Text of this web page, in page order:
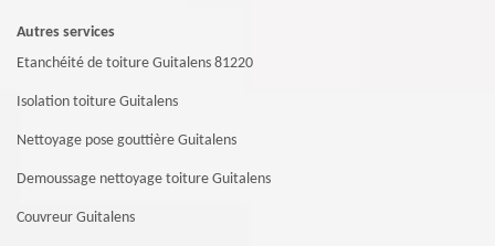
Autres services
Etanchéité de toiture Guitalens 81220
Isolation toiture Guitalens
Nettoyage pose gouttière Guitalens
Demoussage nettoyage toiture Guitalens
Couvreur Guitalens